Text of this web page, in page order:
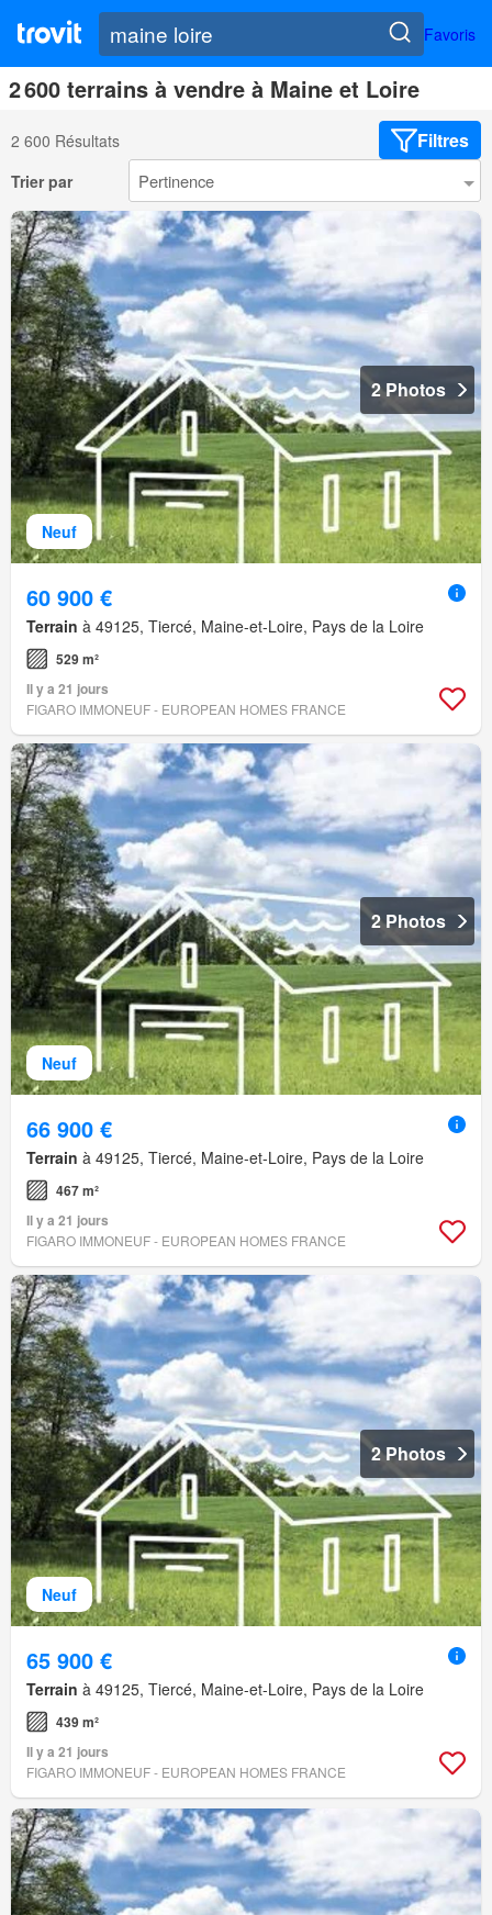
Favoris
2 600 terrains à vendre à Maine et Loire
2 600 Résultats Filtres
Trier par
Neuf
2 Photos
60 900 €
Terrain à 49125, Tiercé, Maine-et-Loire, Pays de la Loire
529 m²
Il y a 21 jours
FIGARO IMMONEUF - EUROPEAN HOMES FRANCE
Neuf
2 Photos
66 900 €
Terrain à 49125, Tiercé, Maine-et-Loire, Pays de la Loire
467 m²
Il y a 21 jours
FIGARO IMMONEUF - EUROPEAN HOMES FRANCE
Neuf
2 Photos
65 900 €
Terrain à 49125, Tiercé, Maine-et-Loire, Pays de la Loire
439 m²
Il y a 21 jours
FIGARO IMMONEUF - EUROPEAN HOMES FRANCE